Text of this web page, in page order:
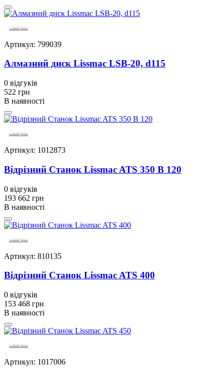
Артикул: 799039
Алмазний диск Lissmac LSB-20, d115
0 відгуків
522 грн
В наявності
Артикул: 1012873
Відрізний Станок Lissmac ATS 350 B 120
0 відгуків
193 662 грн
В наявності
Артикул: 810135
Відрізний Станок Lissmac ATS 400
0 відгуків
153 468 грн
В наявності
Артикул: 1017006